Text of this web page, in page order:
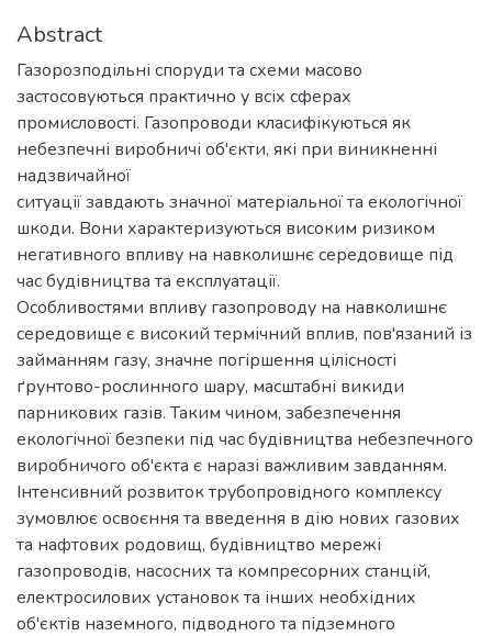
Abstract
Газорозподільні споруди та схеми масово
застосовуються практично у всіх сферах
промисловості. Газопроводи класифікуються як
небезпечні виробничі об'єкти, які при виникненні
надзвичайної
ситуації завдають значної матеріальної та екологічної
шкоди. Вони характеризуються високим ризиком
негативного впливу на навколишнє середовище під
час будівництва та експлуатації.
Особливостями впливу газопроводу на навколишнє
середовище є високий термічний вплив, пов'язаний із
займанням газу, значне погіршення цілісності
ґрунтово-рослинного шару, масштабні викиди
парникових газів. Таким чином, забезпечення
екологічної безпеки під час будівництва небезпечного
виробничого об'єкта є наразі важливим завданням.
Інтенсивний розвиток трубопровідного комплексу
зумовлює освоєння та введення в дію нових газових
та нафтових родовищ, будівництво мережі
газопроводів, насосних та компресорних станцій,
електросилових установок та інших необхідних
об'єктів наземного, підводного та підземного